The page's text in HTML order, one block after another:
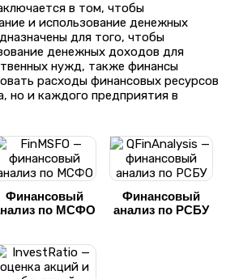
в том, чтобы
и использование денежных
для того, чтобы
денежных доходов для
нужд, также финансы
расходы финансовых ресурсов
но и каждого предприятия в
Финансовый
по МСФО
Финансовый
анализ по РСБУ